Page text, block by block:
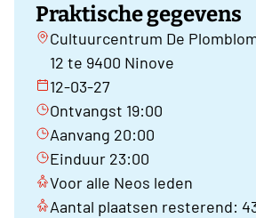
Praktische gegevens
Cultuurcentrum De
12 te 9400 Ninove
12-03-27
Ontvangst 19:00
Aanvang 20:00
Einduur 23:00
Voor alle Neos leden
Aantal plaatsen resterend: